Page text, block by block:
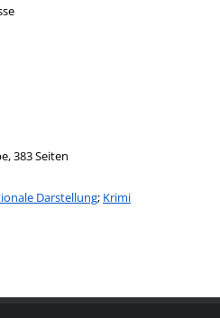
Systematik
Interessenskreis
383 Seiten
Darstellung; Krimi